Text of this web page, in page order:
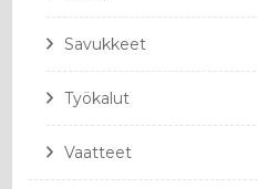
Savukkeet
Työkalut
Vaatteet